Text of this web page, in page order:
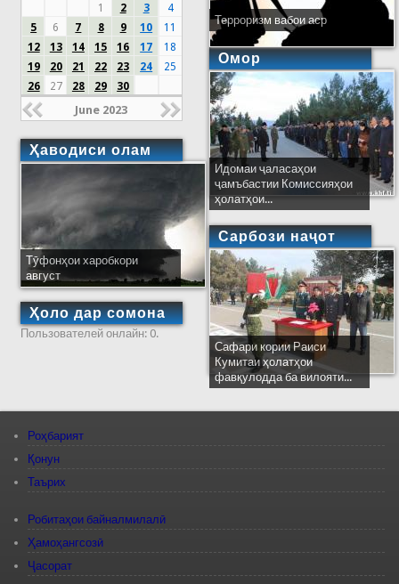
1
2 3
4
5
6 7 8 9 10
11
12
13 14 15 16 17
18
19
20 21 22 23 24
25
26
27 28 29 30
June 2023
Ҳаводиси олам
Тӯфонҳои харобкори
август
Ҳоло дар сомона
Пользователей онлайн: 0.
Терроризм вабои аср
Омор
Идомаи ҷаласаҳои
ҷамъбастии Комиссияҳои
ҳолатҳои...
Сарбози наҷот
Сафари кории Раиси
Кумитаи ҳолатҳои
фавқулодда ба вилояти...
Роҳбарият
Қонун
Таърих
Робитаҳои байналмилалӣ
Ҳамоҳангсозӣ
Ҷасорат